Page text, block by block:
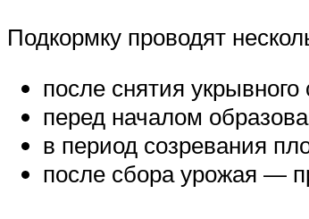
Подкормку проводят
после снятия
перед началом
в период созревания
после сбора урожая —